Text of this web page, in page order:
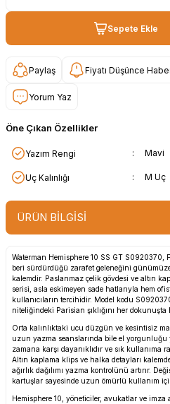
Sepete Ekle
Paylaş Fiyatı Düşünce
Yorum Yaz
Öne Çıkan Özellikler
Yazım Rengi : Mavi
Uç Kalınlığı : M Uç
ÜRÜN BİLGİSİ
Waterman Hemisphere 10 SS GT S0920370,
beri sürdürdüğü zarafet geleneğini
kalemdir. Paslanmaz çelik gövdesi ve altın
serisi, asla eskimeyen sade hatlarıyla hem
kullanıcıların tercihidir. Model kodu
niteliğindeki Parisian şıklığını her dokunuşta
Orta kalınlıktaki ucu düzgün ve kesintisiz
uzun yazma seanslarında bile el
zamana karşı dayanıklıdır ve sık
Altın kaplama klips ve halka detayları
ağırlık dağılımı yazma kontrolünü artırır.
kartuşlar sayesinde uzun ömürlü kullanım
Hemisphere 10, yöneticiler, avukatlar ve imza